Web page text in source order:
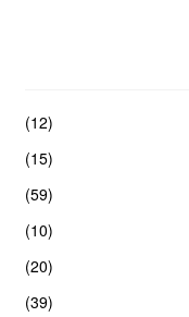
(12)
(15)
(59)
(10)
(20)
(39)